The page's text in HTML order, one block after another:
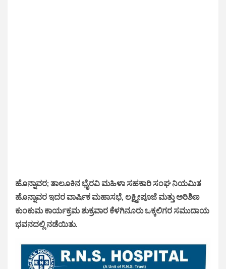
ಹೊನ್ನಾವರ; ತಾಲೂಕಿನ ಭೈರವಿ ಮಹಿಳಾ ಸಹಕಾರಿ ಸಂಘ ನಿಯಮಿತ
ಹೊನ್ನಾವರ ಇದರ ವಾರ್ಷಿಕ ಮಹಾಸಭೆ, ಲಕ್ಷ್ಮೀಪೂಜೆ ಮತ್ತು ಅರಿಶಿಣ
ಕುಂಕುಮ ಕಾರ್ಯಕ್ರಮ ಶುಕ್ರವಾರ ಕೆಳಗಿನೂರು ಒಕ್ಕಲಿಗರ ಸಮುದಾಯ
ಭವನದಲ್ಲಿ ನಡೆಯಿತು.